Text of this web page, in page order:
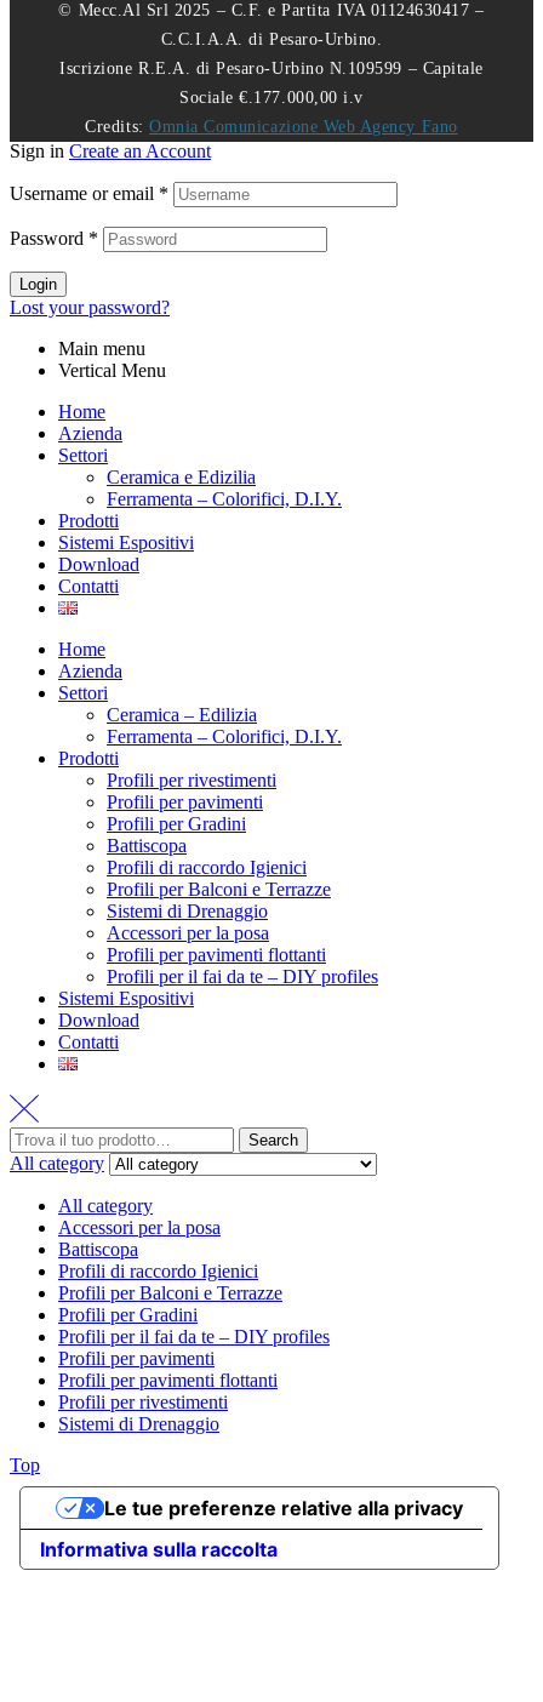
© Mecc.Al Srl 2025 – C.F. e Partita IVA 01124630417 –
C.C.I.A.A. di Pesaro-Urbino.
Iscrizione R.E.A. di Pesaro-Urbino N.109599 – Capitale
Sociale €.177.000,00 i.v
Credits:Omnia Comunicazione Web Agency Fano
Sign in Create an Account
Username or email *
Password *
Login
Lost your password?
Main menu
Vertical Menu
Home
Azienda
Settori
Ceramica e Edizilia
Ferramenta – Colorifici, D.I.Y.
Prodotti
Sistemi Espositivi
Download
Contatti
Home
Azienda
Settori
Ceramica – Edilizia
Ferramenta – Colorifici, D.I.Y.
Prodotti
Profili per rivestimenti
Profili per pavimenti
Profili per Gradini
Battiscopa
Profili di raccordo Igienici
Profili per Balconi e Terrazze
Sistemi di Drenaggio
Accessori per la posa
Profili per pavimenti flottanti
Profili per il fai da te – DIY profiles
Sistemi Espositivi
Download
Contatti
Search
for:
Search
All category
All category
Accessori per la posa
Battiscopa
Profili di raccordo Igienici
Profili per Balconi e Terrazze
Profili per Gradini
Profili per il fai da te – DIY profiles
Profili per pavimenti
Profili per pavimenti flottanti
Profili per rivestimenti
Sistemi di Drenaggio
Top
Informativa sulla raccolta
Le tue preferenze relative alla privacy